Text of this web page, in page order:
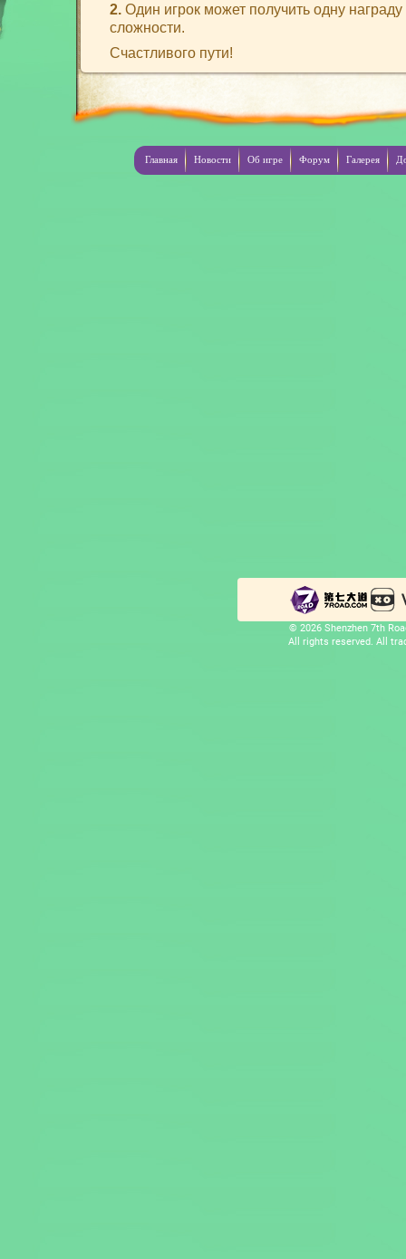
2. Один игрок может получить одну
сложности.
Счастливого пути!
Главная Новости Об игре Форум Галерея
© 2026 Shenzhen 7th
All rights reserved. All